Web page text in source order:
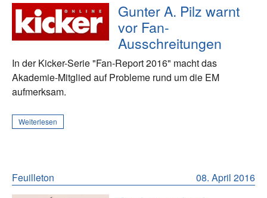
Gunter A. Pilz warnt
vor Fan-
Ausschreitungen
In der Kicker-Serie "Fan-Report 2016" macht das
Akademie-Mitglied auf Probleme rund um die EM
aufmerksam.
Weiterlesen
08. April 2016
Feuilleton